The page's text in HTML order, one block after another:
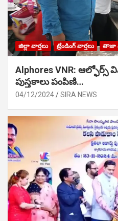
జిల్లా వార్తలు ట్రేండింగ్ వార్తలు తాజా
Alphores VNR: ఆల్ఫోర్స్
పుస్తకాలు పంపిణి…
04/12/2024 SIRA NEWS